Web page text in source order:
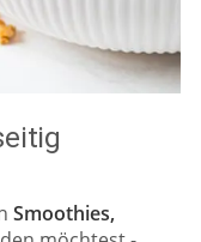
Smoothies,